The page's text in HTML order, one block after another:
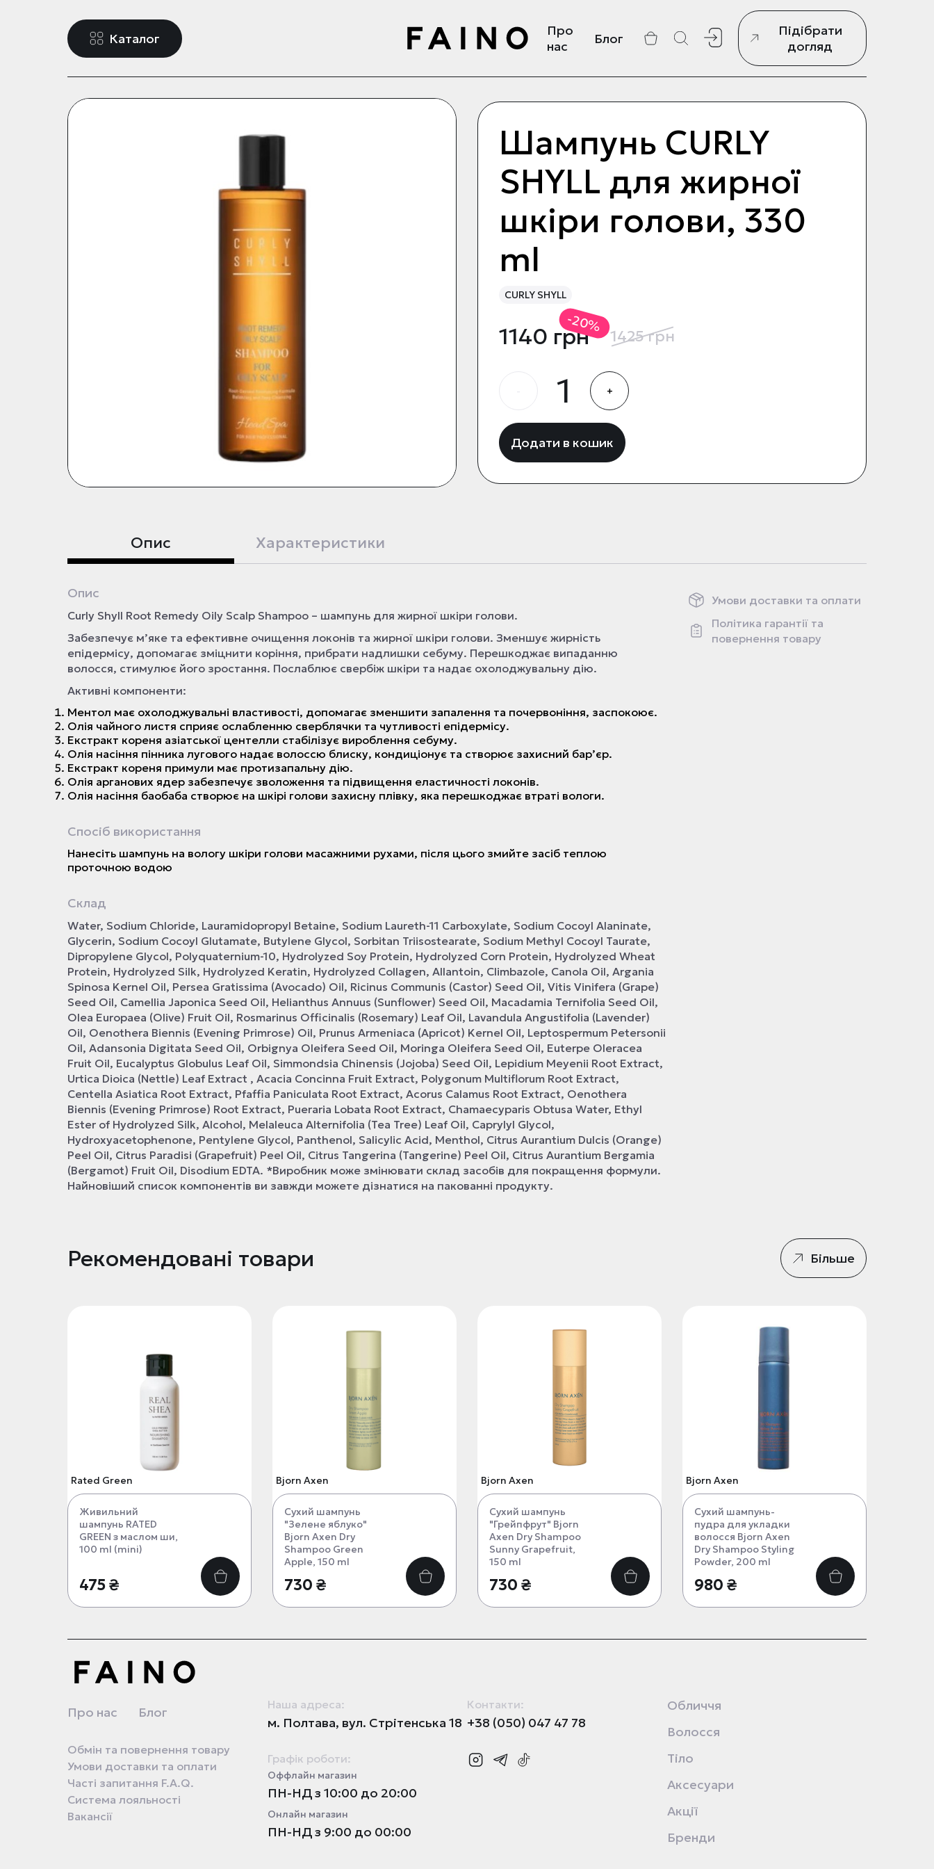
Каталог
Про
нас
Блог
Підібрати
догляд
Шампунь CURLY
SHYLL для жирної
шкіри голови, 330
ml
CURLY SHYLL
1140 грн
-20%
1425 грн
+
Додати в кошик
Опис Характеристики
Опис
Curly Shyll Root Remedy Oily Scalp Shampoo – шампунь для жирної шкіри голови.
Забезпечує м’яке та ефективне очищення локонів та жирної шкіри голови. Зменшує жирність
епідермісу, допомагає зміцнити коріння, прибрати надлишки себуму. Перешкоджає випаданню
волосся, стимулює його зростання. Послаблює свербіж шкіри та надає охолоджувальну дію.
Активні компоненти:
Ментол має охолоджувальні властивості, допомагає зменшити запалення та почервоніння, заспокоює.
Олія чайного листя сприяє ослабленню сверблячки та чутливості епідермісу.
Екстракт кореня азіатської центелли стабілізує вироблення себуму.
Олія насіння пінника лугового надає волоссю блиску, кондиціонує та створює захисний бар’єр.
Екстракт кореня примули має протизапальну дію.
Олія арганових ядер забезпечує зволоження та підвищення еластичності локонів.
Олія насіння баобаба створює на шкірі голови захисну плівку, яка перешкоджає втраті вологи.
Спосіб використання
Нанесіть шампунь на вологу шкіри голови масажними рухами, після цього змийте засіб теплою
проточною водою
Склад
Water, Sodium Chloride, Lauramidopropyl Betaine, Sodium Laureth-11 Carboxylate, Sodium Cocoyl Alaninate,
Glycerin, Sodium Cocoyl Glutamate, Butylene Glycol, Sorbitan Triisostearate, Sodium Methyl Cocoyl Taurate,
Dipropylene Glycol, Polyquaternium-10, Hydrolyzed Soy Protein, Hydrolyzed Corn Protein, Hydrolyzed Wheat
Protein, Hydrolyzed Silk, Hydrolyzed Keratin, Hydrolyzed Collagen, Allantoin, Climbazole, Canola Oil, Argania
Spinosa Kernel Oil, Persea Gratissima (Avocado) Oil, Ricinus Communis (Castor) Seed Oil, Vitis Vinifera (Grape)
Seed Oil, Camellia Japonica Seed Oil, Helianthus Annuus (Sunflower) Seed Oil, Macadamia Ternifolia Seed Oil,
Olea Europaea (Olive) Fruit Oil, Rosmarinus Officinalis (Rosemary) Leaf Oil, Lavandula Angustifolia (Lavender)
Oil, Oenothera Biennis (Evening Primrose) Oil, Prunus Armeniaca (Apricot) Kernel Oil, Leptospermum Petersonii
Oil, Adansonia Digitata Seed Oil, Orbignya Oleifera Seed Oil, Moringa Oleifera Seed Oil, Euterpe Oleracea
Fruit Oil, Eucalyptus Globulus Leaf Oil, Simmondsia Chinensis (Jojoba) Seed Oil, Lepidium Meyenii Root Extract,
Urtica Dioica (Nettle) Leaf Extract , Acacia Concinna Fruit Extract, Polygonum Multiflorum Root Extract,
Centella Asiatica Root Extract, Pfaffia Paniculata Root Extract, Acorus Calamus Root Extract, Oenothera
Biennis (Evening Primrose) Root Extract, Pueraria Lobata Root Extract, Chamaecyparis Obtusa Water, Ethyl
Ester of Hydrolyzed Silk, Alcohol, Melaleuca Alternifolia (Tea Tree) Leaf Oil, Caprylyl Glycol,
Hydroxyacetophenone, Pentylene Glycol, Panthenol, Salicylic Acid, Menthol, Citrus Aurantium Dulcis (Orange)
Peel Oil, Citrus Paradisi (Grapefruit) Peel Oil, Citrus Tangerina (Tangerine) Peel Oil, Citrus Aurantium Bergamia
(Bergamot) Fruit Oil, Disodium EDTA. *Виробник може змінювати склад засобів для покращення формули.
Найновіший список компонентів ви завжди можете дізнатися на пакованні продукту.
Умови доставки та оплати
Політика гарантії та
повернення товару
Рекомендовані товари Більше
Rated Green
Живильний
шампунь RATED
GREEN з маслом ши,
100 ml (mini)
475 ₴
Bjorn Axen
Сухий шампунь
"Зелене яблуко"
Bjorn Axen Dry
Shampoo Green
Apple, 150 ml
730 ₴
Bjorn Axen
Сухий шампунь
"Грейпфрут" Bjorn
Axen Dry Shampoo
Sunny Grapefruit,
150 ml
730 ₴
Bjorn Axen
Сухий шампунь-
пудра для укладки
волосся Bjorn Axen
Dry Shampoo Styling
Powder, 200 ml
980 ₴
Про нас Блог
Обмін та повернення товару
Умови доставки та оплати
Часті запитання F.A.Q.
Система лояльності
Вакансії
Наша адреса:
м. Полтава, вул. Стрітенська 18
Графік роботи:
Оффлайн магазин
ПН-НД з 10:00 до 20:00
Онлайн магазин
ПН-НД з 9:00 до 00:00
Контакти:
+38 (050) 047 47 78
Обличчя
Волосся
Тіло
Аксесуари
Акції
Бренди